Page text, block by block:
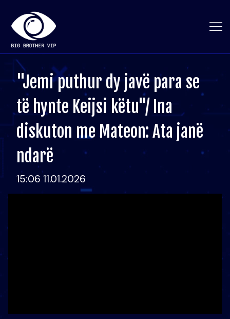
"Jemi puthur dy javë para se
të hynte Keijsi këtu"/ Ina
diskuton me Mateon: Ata janë
ndarë
15:06 11.01.2026